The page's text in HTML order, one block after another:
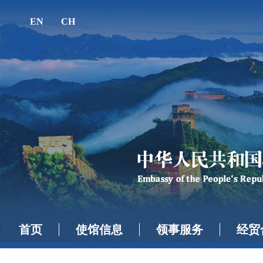
EN CH
首页 使馆信息 领事服务 经贸